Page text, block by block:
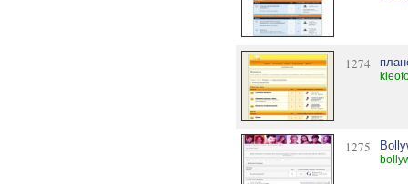
1274
1275